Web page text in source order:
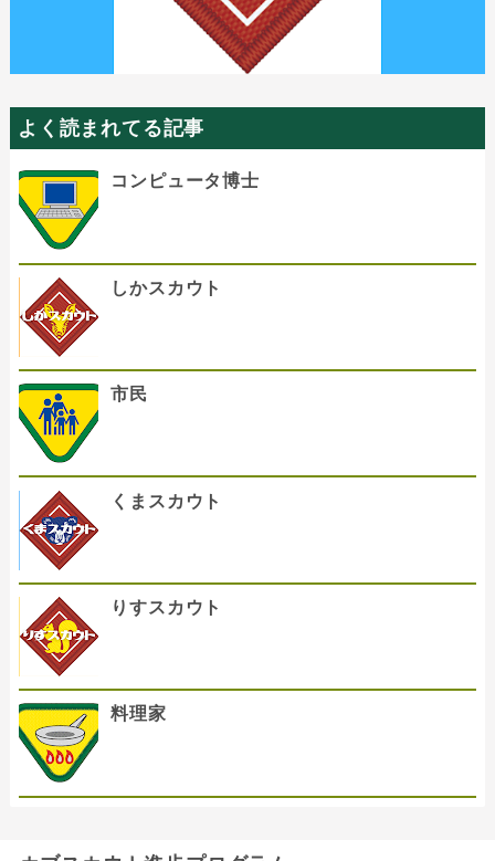
よく読まれてる記事
コンピュータ博士
しかスカウト
市民
くまスカウト
りすスカウト
料理家